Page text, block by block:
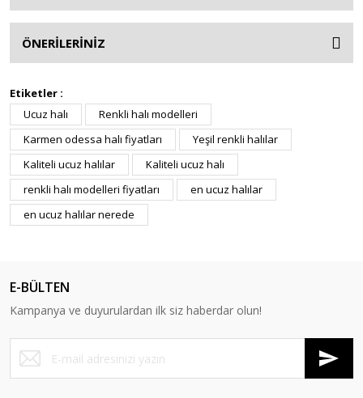
ÖNERİLERİNİZ
Etiketler :
Ucuz halı
Renkli halı modelleri
Karmen odessa halı fiyatları
Yeşil renkli halılar
Kaliteli ucuz halılar
Kaliteli ucuz halı
renkli halı modelleri fiyatları
en ucuz halılar
en ucuz halılar nerede
E-BÜLTEN
Kampanya ve duyurulardan ilk siz haberdar olun!